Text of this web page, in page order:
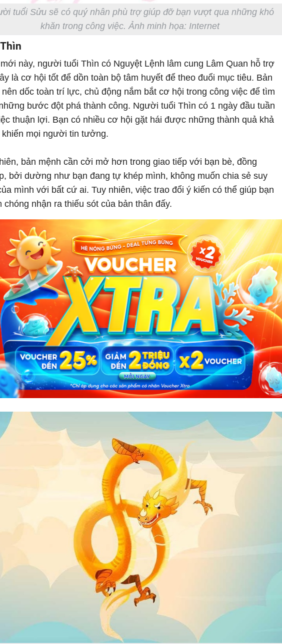
tuổi Sửu sẽ có quý nhân phù trợ giúp đỡ bạn vượt qua những khó
khăn trong công việc. Ảnh minh họa: Internet
này, người tuổi Thìn có Nguyệt Lệnh lâm cung Lâm Quan hỗ trợ
là cơ hội tốt để dồn toàn bộ tâm huyết để theo đuổi mục tiêu. Bản
nên dốc toàn trí lực, chủ động nắm bắt cơ hội trong công việc để tìm
bước đột phá thành công. Người tuổi Thìn có 1 ngày đầu tuần
thuận lợi. Bạn có nhiều cơ hội gặt hái được những thành quả khả
khiến mọi người tin tưởng.
bản mệnh cần cởi mở hơn trong giao tiếp với bạn bè, đồng
bởi dường như bạn đang tự khép mình, không muốn chia sẻ suy
mình với bất cứ ai. Tuy nhiên, việc trao đổi ý kiến có thể giúp bạn
chóng nhận ra thiếu sót của bản thân đấy.